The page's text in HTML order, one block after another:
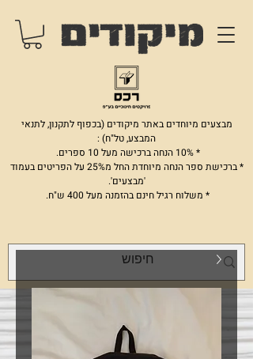
מבצעים מיוחדים באתר מיקודים (בכפוף לתקנון, לתנאי
המבצע, טל"ח) :
* 10% הנחה ברכישה מעל 10 ספרים.
* ברכישת ספר הנחה מיוחדת החל מ25% על הפריטים בעמוד
'מבצעים'.
* משלוח רגיל חינם בהזמנה מעל 400 ש"ח.